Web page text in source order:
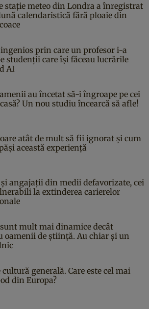
stație meteo din Londra a înregistrat
calendaristică fără ploaie din
prin care un profesor i-a
studenții care își făceau lucrările
AI
au încetat să-i îngroape pe cei
Un nou studiu încearcă să afle!
atât de mult să fii ignorat și cum
această experiență
angajații din medii defavorizate, cei
la extinderea carierelor
sunt mult mai dinamice decât
oamenii de știință. Au chiar și un
cultură generală. Care este cel mai
din Europa?